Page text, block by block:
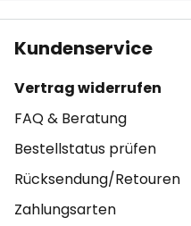
Kundenservice
Vertrag widerrufen
FAQ & Beratung
Bestellstatus prüfen
Rücksendung/Retouren
Zahlungsarten